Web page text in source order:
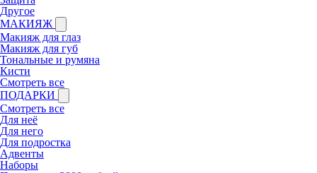
Другое
МАКИЯЖ
Макияж для глаз
Макияж для губ
Тональные и румяна
Кисти
Смотреть все
ПОДАРКИ
Смотреть все
Для неё
Для него
Для подростка
Адвенты
Наборы